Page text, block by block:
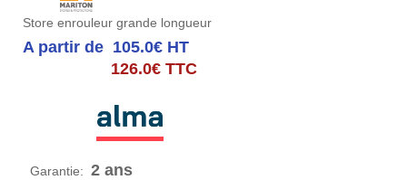
Store enrouleur grande longueur
A partir de 105.0€ HT
126.0€ TTC
Garantie: 2 ans